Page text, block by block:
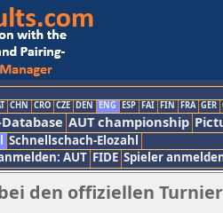
CHN CRO CZE DEN ENG ESP FAI FIN FRA GER
AUT championship
Schnellschach-Elozahl
AUT FIDE Spieler
den offiziellen